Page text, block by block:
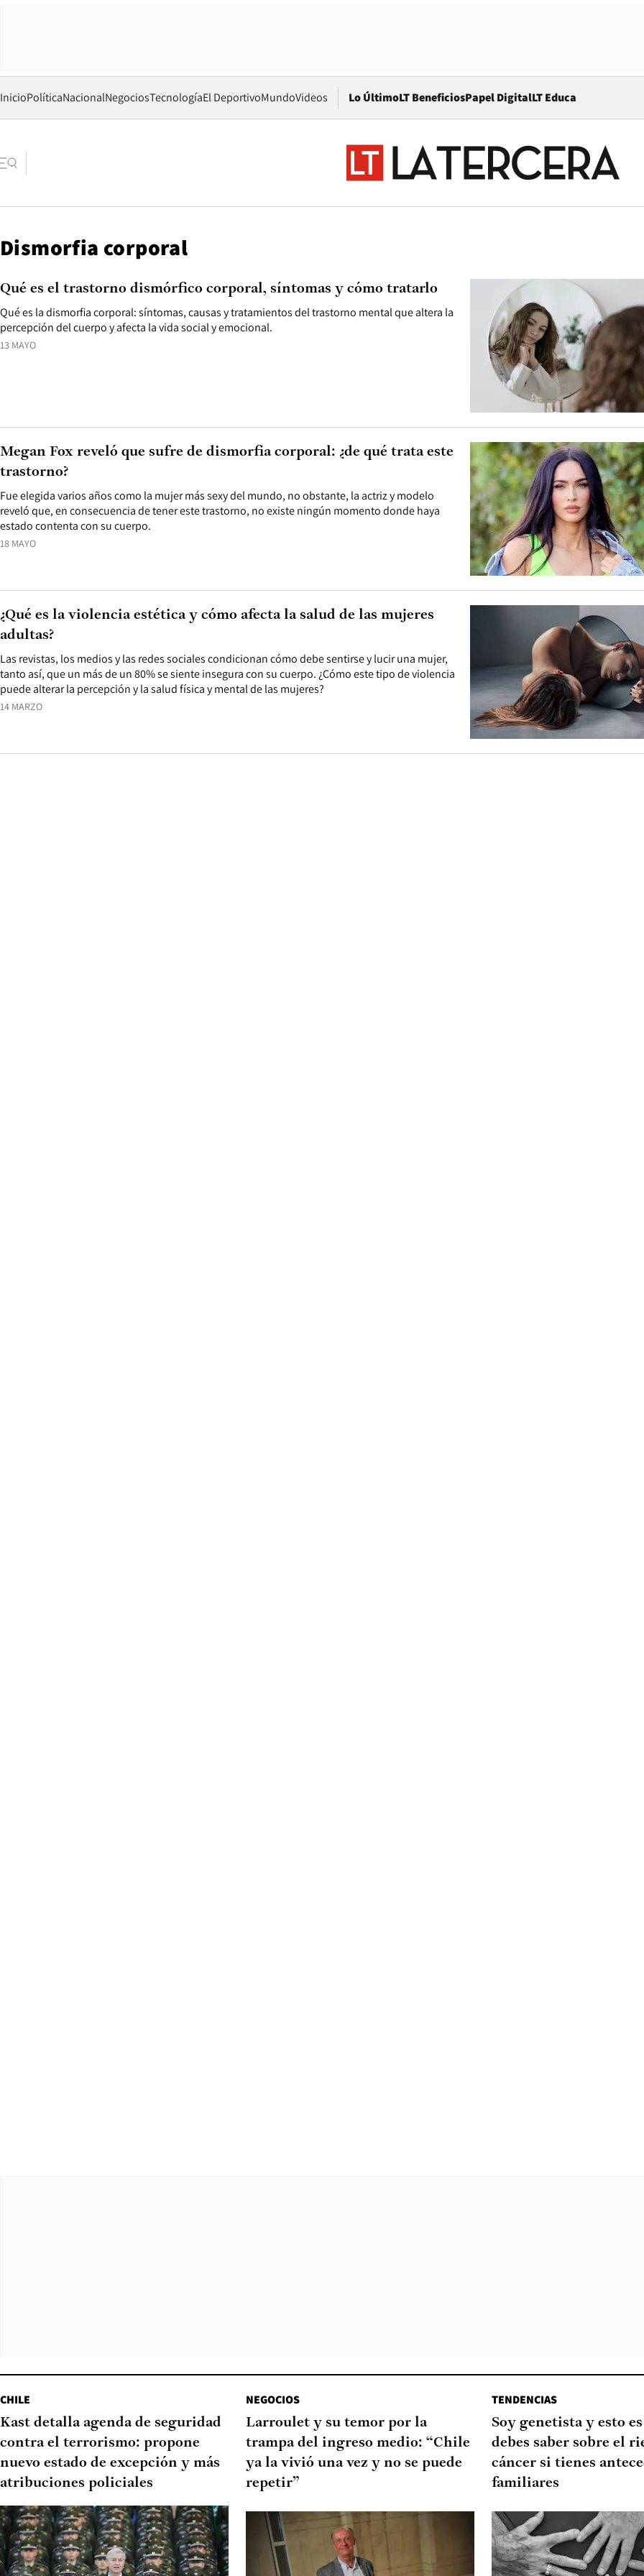
InicioPolíticaNacionalNegociosTecnologíaEl DeportivoMundoVideos Lo ÚltimoLT BeneficiosPapel DigitalOpens in new window
LT Educa
Dismorfia corporal
13 MAYO
Qué es la dismorfia corporal: síntomas, causas y tratamientos del trastorno mental que altera la
percepción del cuerpo y afecta la vida social y emocional.
Qué es el trastorno dismórfico corporal, síntomas y cómo tratarlo
18 MAYO
Fue elegida varios años como la mujer más sexy del mundo, no obstante, la actriz y modelo
reveló que, en consecuencia de tener este trastorno, no existe ningún momento donde haya
estado contenta con su cuerpo.
Megan Fox reveló que sufre de dismorfia corporal: ¿de qué trata este
trastorno?
14 MARZO
Las revistas, los medios y las redes sociales condicionan cómo debe sentirse y lucir una mujer,
tanto así, que un más de un 80% se siente insegura con su cuerpo. ¿Cómo este tipo de violencia
puede alterar la percepción y la salud física y mental de las mujeres?
¿Qué es la violencia estética y cómo afecta la salud de las mujeres
adultas?
CHILE
Kast detalla agenda de seguridad
contra el terrorismo: propone
nuevo estado de excepción y más
atribuciones policiales
NEGOCIOS
Larroulet y su temor por la
trampa del ingreso medio: “Chile
ya la vivió una vez y no se puede
repetir”
TENDENCIAS
Soy genetista y esto
debes saber sobre el
cáncer si tienes
familiares